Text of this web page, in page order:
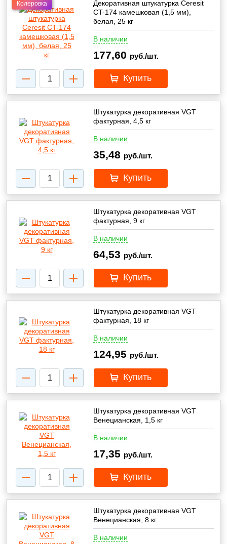
Колеровка
Декоративная штукатурка Ceresit
CT-174 камешковая (1,5 мм),
белая, 25 кг
В наличии
177,60 руб./шт.
Купить
Штукатурка декоративная VGT
фактурная, 4,5 кг
В наличии
35,48 руб./шт.
Купить
Штукатурка декоративная VGT
фактурная, 9 кг
В наличии
64,53 руб./шт.
Купить
Штукатурка декоративная VGT
фактурная, 18 кг
В наличии
124,95 руб./шт.
Купить
Штукатурка декоративная VGT
Венецианская, 1,5 кг
В наличии
17,35 руб./шт.
Купить
Штукатурка декоративная VGT
Венецианская, 8 кг
В наличии